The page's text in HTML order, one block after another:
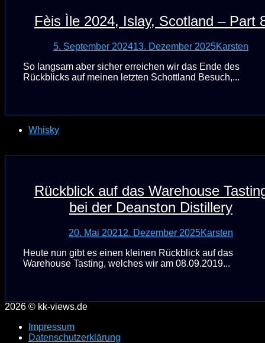
Fèis Ìle 2024, Islay, Scotland – Part
5. September 202413. Dezember 2025Karsten
So langsam aber sicher erreichen wir das Ende des
Rückblicks auf meinen letzten Schottland Besuch,...
Whisky
Rückblick auf das Warehouse
bei der Deanston Distillery
20. Mai 20212. Dezember 2025Karsten
Heute nun gibt es einen kleinen Rückblick auf das
Warehouse Tasting, welches wir am 08.09.2019...
2026 © kk-views.de
Impressum
Datenschutzerklärung